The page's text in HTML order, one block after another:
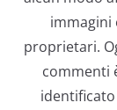
immagini
proprietari.
commenti